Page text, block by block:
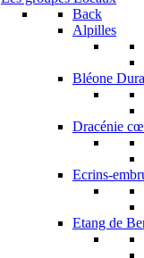
Back
Alpilles
Bléone
Dracénie
Ecrins-
Etang de